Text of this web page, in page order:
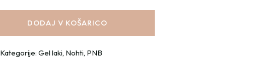
DODAJ V KOŠARICO
Kategorije: Gel laki, Nohti, PNB